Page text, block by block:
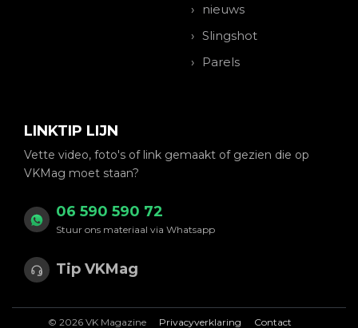
nieuws
Slingshot
Parels
LINKTIP LIJN
Vette video, foto's of link gemaakt of gezien die op
VKMag moet staan?
06 590 590 72
Stuur ons materiaal via Whatsapp
Tip VKMag
© 2026 VK Magazine Privacyverklaring Contact